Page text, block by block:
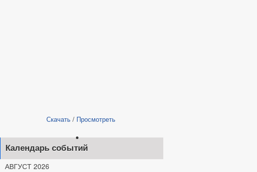
Скачать/ Просмотреть
Календарь событий
АВГУСТ 2026